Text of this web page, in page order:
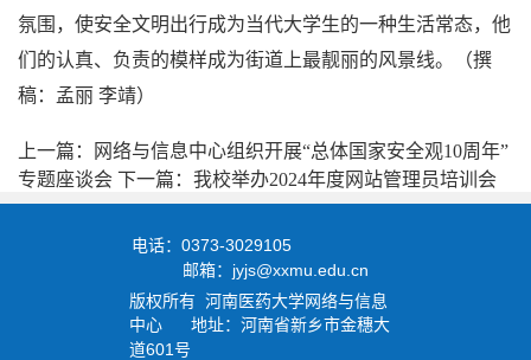
氛围，使安全文明出行成为当代大学生的一种生活常态，他
们的认真、负责的模样成为街道上最靓丽的风景线。（撰
稿：孟丽 李靖）
上一篇：网络与信息中心组织开展“总体国家安全观10周年”
专题座谈会 下一篇：我校举办2024年度网站管理员培训会
电话： 0373-3029105
邮箱： jyjs@xxmu.edu.cn
版权所有 河南医药大学网络与信息
中心 地址：河南省新乡市金穗大
道601 号